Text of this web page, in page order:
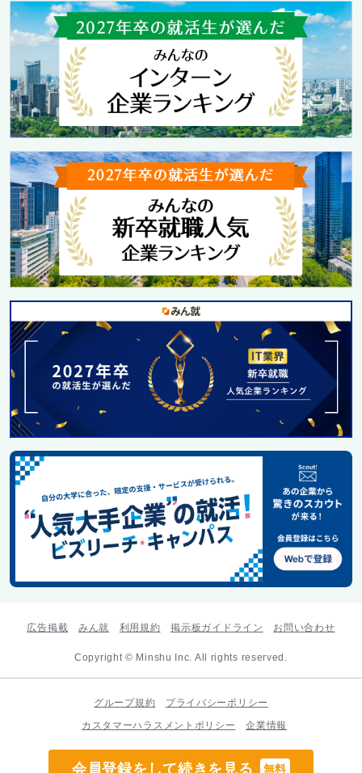
会員登録をして続きを見る 無料
広告掲載 みん就 利用規約 掲示板ガイドライン お問い合わせ
Copyright © Minshu Inc. All rights reserved.
グループ規約
プライバシーポリシー
カスタマーハラスメントポリシー
企業情報